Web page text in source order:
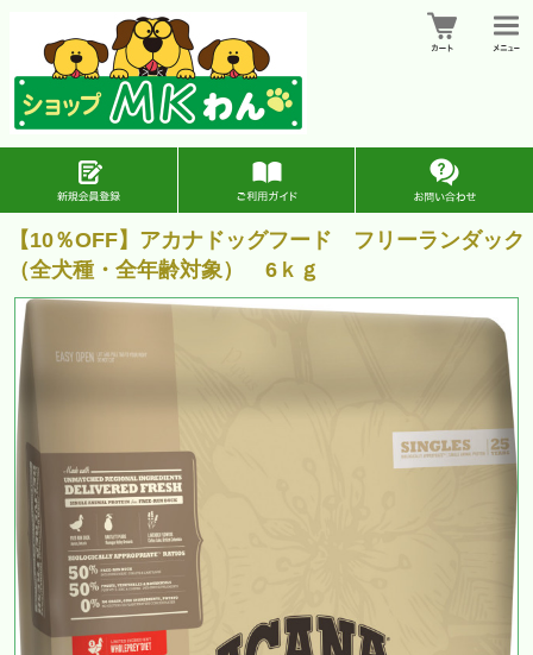
【10％OFF】アカナドッグフード フリーランダック
（全犬種・全年齢対象） 6ｋｇ